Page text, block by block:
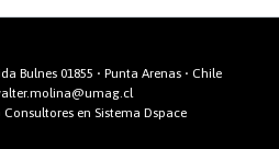
Bulnes 01855 • Punta Arenas • Chile
en Sistema Dspace